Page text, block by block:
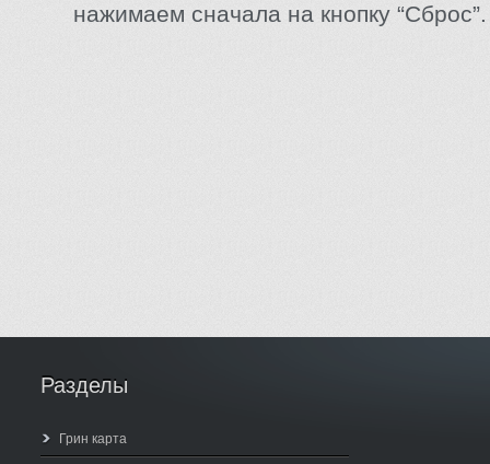
нажимаем сначала на кнопку “Сброс”.
Разделы
Грин карта